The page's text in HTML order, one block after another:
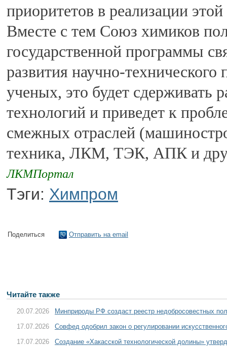
приоритетов в реализации
Вместе с тем Союз химиков
государственной программы
развития научно-
ученых, это будет сдерживать
технологий и приведет к
смежных отраслей
техника, ЛКМ, ТЭК, АПК и
ЛКМПортал
Тэги: Химпром
Поделиться Отправить на email
Читайте также
20.07.2026
Минприроды РФ создаст реестр недобросовестных
17.07.2026
Совфед одобрил закон о регулировании
17.07.2026
Создание «Хакасской технологической долины»